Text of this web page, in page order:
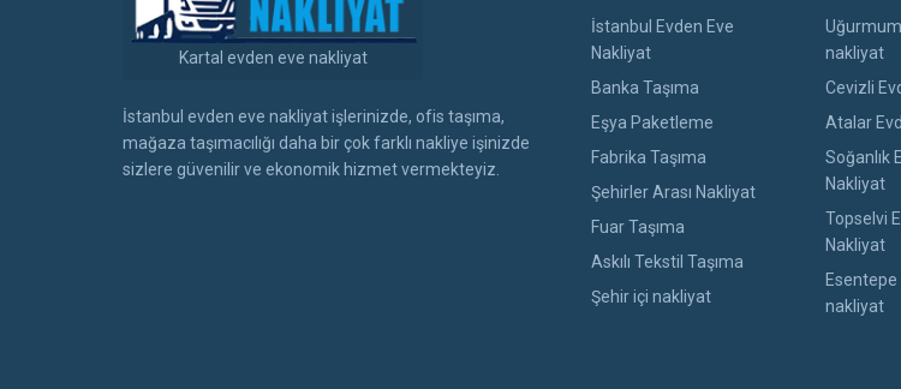
Kartal evden eve nakliyat
İstanbul evden eve nakliyat işlerinizde, ofis taşıma,
mağaza taşımacılığı daha bir çok farklı nakliye işinizde
sizlere güvenilir ve ekonomik hizmet vermekteyiz.
İstanbul Evden Eve
Nakliyat
Banka Taşıma
Eşya Paketleme
Fabrika Taşıma
Şehirler Arası Nakliyat
Fuar Taşıma
Askılı Tekstil Taşıma
Şehir içi nakliyat
nakliyat
Cevizli
Atalar
Soğanlık
Nakliyat
Topselvi
Nakliyat
Esentepe
nakliyat